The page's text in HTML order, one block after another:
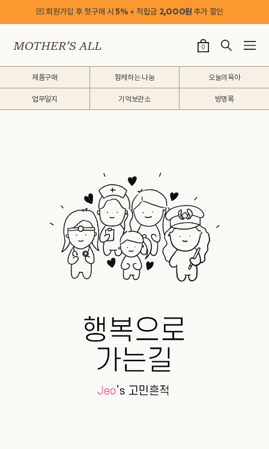
💌 회원가입 후 첫구매 시5% + 적립금 2,OOO원 추가 할인
0
제품구매 함께하는 나눔 오늘의육아
업무일지 기억보관소 방명록